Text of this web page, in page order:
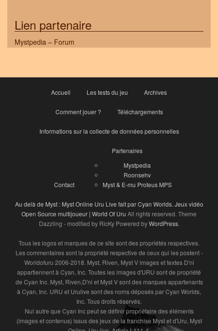
Lien partenaire
Mystpedia – Forum
Accueil Les tests du jeu Archives
Comment jouer ? Téléchargements
Informations sur la collecte de données personnelles
Contact
Partenaires
Mystpedia
Roonsehv
Myst & E-mu Proteus MPS
Au delà de Myst : Myst Online Uru Live fait par Cyan Worlds. Jeux vidéo
Open Source multijoueur | World Of Uru All rights reserved. Theme
Dazzling - modified by RicKy Powered byWordPress.
Tous les logos et marques de ce site sont des propriétés respectives.
Les commentaires sont la propriété respective de ceux qui les postent -
Worldofuru 2006-2018. Myst, Riven, Myst V images et textes D'ni
appartiennent à Cyan, Inc. Toutes les images d'URU sont de propriété
de Cyan Inc. Myst, Riven,D'ni et Myst V sont des marques appartenants
à Cyan, Inc. URU et Urulive sont des noms déposés par Cyan Worlds,
Inc. Tous droits réservés.
Nul autre que Cyan Inc peut se définir propriétaire des éléments
(images et contenus) issus des jeux de la franchise Myst et d'Uru, Myst